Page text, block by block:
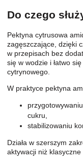
Do czego
Pektyna cytrusowa
zagęszczające, dzięki
w przepisach bez
się w wodzie i łatwo
cytrynowego.
W praktyce pektyna
cukru,
stabilizowaniu
Działa w szerszym
aktywacji niż